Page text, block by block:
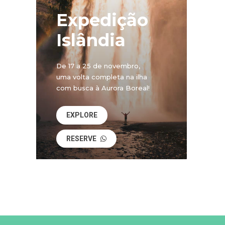
Expedição
Islândia
De 17 a 25 de novembro,
uma volta completa na ilha
com busca à Aurora Boreal!
EXPLORE
RESERVE